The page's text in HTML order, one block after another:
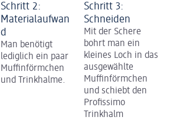
Schritt 2:
Materialaufwan
d
Man benötigt
lediglich ein paar
Muffinförmchen
und Trinkhalme.
Schritt 3:
Schneiden
Mit der Schere
bohrt man ein
kleines Loch in das
ausgewählte
Muffinförmchen
und schiebt den
Profissimo
Trinkhalm